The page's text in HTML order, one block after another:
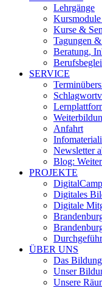
Lehrgänge
Kurse &
Tagungen
Beratung,
SERVICE
Anfahrt
Newsletter
Blog:
PROJEKTE
Digitales
Digitale
ÜBER UNS
Das
Unser
Unsere